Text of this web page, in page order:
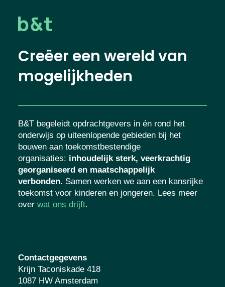
Creëer een wereld van
mogelijkheden
B&T begeleidt opdrachtgevers in én rond het
onderwijs op uiteenlopende gebieden bij het
bouwen aan toekomstbestendige
organisaties: inhoudelijk sterk, veerkrachtig
georganiseerd en maatschappelijk
verbonden. Samen werken we aan een kansrijke
toekomst voor kinderen en jongeren. Lees meer
over wat ons drijft.
Contactgegevens
Krijn Taconiskade 418
1087 HW Amsterdam